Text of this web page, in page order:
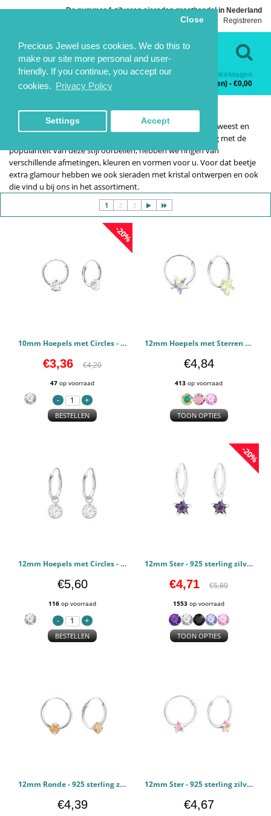
Precious Jewel uses cookies. We do this to
make our site more personal and user-
friendly. If you continue, you accept our
cookies. Privacy Policy
Close
Settings Accept
De nummer 1 zilveren sieraden groothandel in Nederland
Inloggen
Registreren
Categorieën
Winkelwagen
0 product(en) - €0,00
HOME ZILVEREN OORBELLEN OORRINGEN
OORRINGEN GROOTHANDEL
De laatste paar jaar zijn ringen de overheersende mode geweest en
het lijkt erop dat die trend aanhoudt. In overeenstemming met de
populariteit van deze stijl oorbellen, hebben we ringen van
verschillende afmetingen, kleuren en vormen voor u. Voor dat beetje
extra glamour hebben we ook sieraden met kristal ontwerpen en ook
die vind u bij ons in het assortiment.
1 2 3
-20%
10mm Hoepels met Circles - 925 sterling zilver Oorringen PCJW13867
€3,36 €4,20
47 op voorraad
BESTELLEN
12mm Hoepels met Sterren - 925 sterling zilver Oorringen PCJW13871
€4,84
413 op voorraad
TOON OPTIES
12mm Hoepels met Circles - 925 sterling zilver Oorringen PCJW1660
€5,60
116 op voorraad
BESTELLEN
-20%
12mm Ster - 925 sterling zilver Oorringen PCJW21936
€4,71 €5,89
1553 op voorraad
TOON OPTIES
12mm Ronde - 925 sterling zilver Oorringen PCJW23463
€4,39
12mm Ster - 925 sterling zilver Oorringen PCJW23564
€4,67